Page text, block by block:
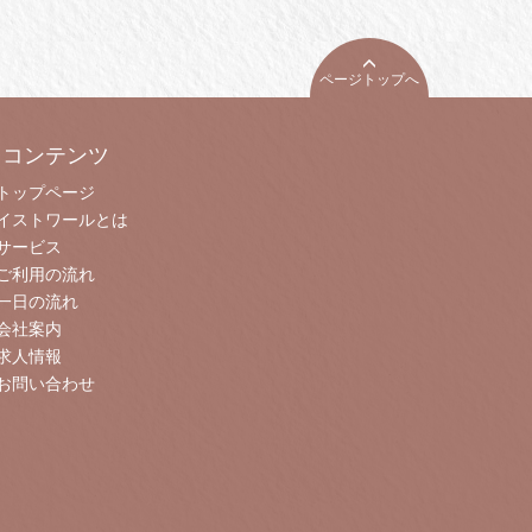
ページトップへ
コンテンツ
ップページ
ストワールとは
ービス
利用の流れ
日の流れ
社案内
人情報
問い合わせ